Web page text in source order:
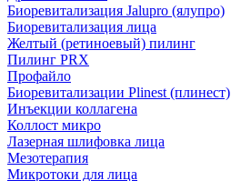
Биоревитализация Jalupro (ялупро)
Биоревитализация лица
Желтый (ретиноевый) пилинг
Пилинг PRX
Профайло
Биоревитализации Plinest (плинест)
Инъекции коллагена
Коллост микро
Лазерная шлифовка лица
Мезотерапия
Микротоки для лица